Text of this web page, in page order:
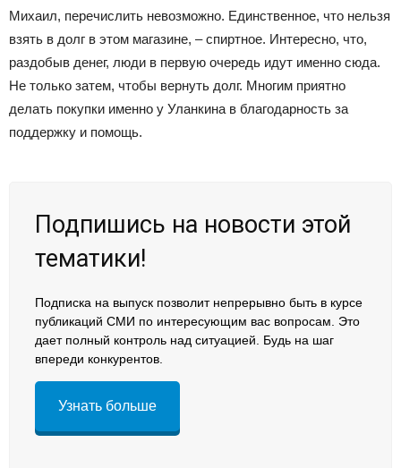
Михаил, перечислить невозможно. Единственное, что нельзя
взять в долг в этом магазине, – спиртное. Интересно, что,
раздобыв денег, люди в первую очередь идут именно сюда.
Не только затем, чтобы вернуть долг. Многим приятно
делать покупки именно у Уланкина в благодарность за
поддержку и помощь.
Подпишись на новости этой
тематики!
Подписка на выпуск позволит непрерывно быть в курсе
публикаций СМИ по интересующим вас вопросам. Это
дает полный контроль над ситуацией. Будь на шаг
впереди конкурентов.
Узнать больше